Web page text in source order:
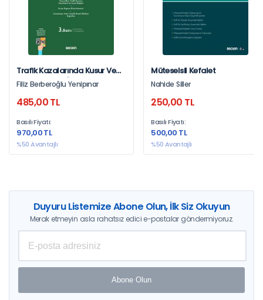
Trafik Kazalarında Kusur Ve
Bilirkişi Rapor Örnekleri
Filiz Berberoğlu Yenipınar
485,00 TL
Basılı Fiyatı:
970,00 TL
%50 Avantajlı
Müteselsil Kefalet
Nahide Siller
250,00 TL
Basılı Fiyatı:
500,00 TL
%50 Avantajlı
Duyuru Listemize Abone Olun, İlk Siz Okuyun
Merak etmeyin asla rahatsız edici e-postalar göndermiyoruz.
Abone Olun